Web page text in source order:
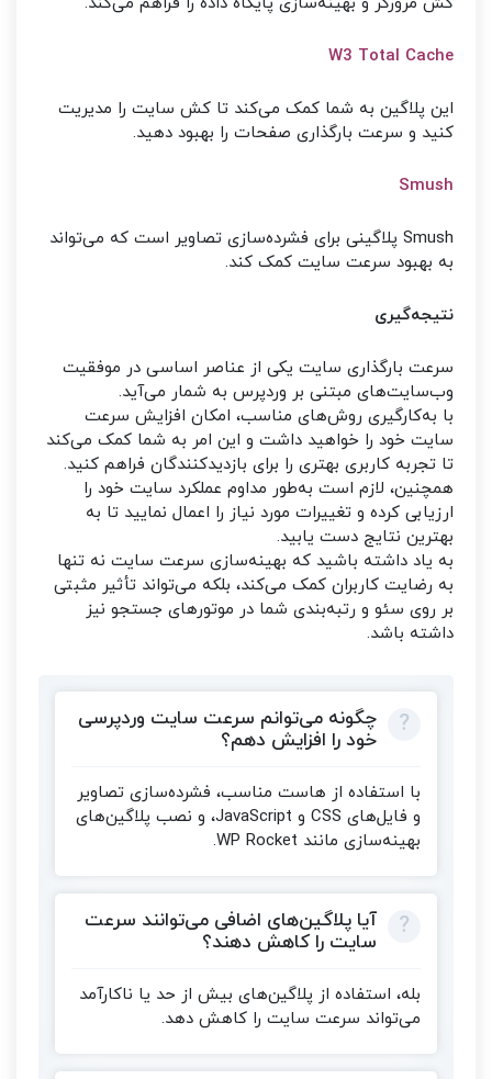
W3 Total Cache
این پلاگین به شما کمک می‌کند تا کش سایت را مدیریت
کنید و سرعت بارگذاری صفحات را بهبود دهید.
Smush
Smush پلاگینی برای فشرده‌سازی تصاویر است که می‌تواند
به بهبود سرعت سایت کمک کند.
نتیجه‌گیری
سرعت بارگذاری سایت یکی از عناصر اساسی در موفقیت
وب‌سایت‌های مبتنی بر وردپرس به شمار می‌آید.
با به‌کارگیری روش‌های مناسب، امکان افزایش سرعت
سایت خود را خواهید داشت و این امر به شما کمک می‌کند
تا تجربه کاربری بهتری را برای بازدیدکنندگان فراهم کنید.
همچنین، لازم است به‌طور مداوم عملکرد سایت خود را
ارزیابی کرده و تغییرات مورد نیاز را اعمال نمایید تا به
بهترین نتایج دست یابید.
به یاد داشته باشید که بهینه‌سازی سرعت سایت نه تنها
به رضایت کاربران کمک می‌کند، بلکه می‌تواند تأثیر مثبتی
بر روی سئو و رتبه‌بندی شما در موتورهای جستجو نیز
داشته باشد.
چگونه می‌توانم سرعت سایت وردپرسی
خود را افزایش دهم؟
با استفاده از هاست مناسب، فشرده‌سازی تصاویر
و فایل‌های CSS و JavaScript، و نصب پلاگین‌های
بهینه‌سازی مانند WP Rocket.
آیا پلاگین‌های اضافی می‌توانند سرعت
سایت را کاهش دهند؟
بله، استفاده از پلاگین‌های بیش از حد یا ناکارآمد
می‌تواند سرعت سایت را کاهش دهد.